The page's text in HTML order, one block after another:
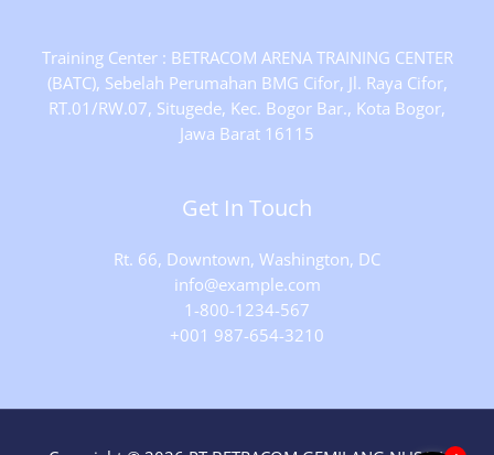
Training Center : BETRACOM ARENA TRAINING CENTER
(BATC), Sebelah Perumahan BMG Cifor, Jl. Raya Cifor,
RT.01/RW.07, Situgede, Kec. Bogor Bar., Kota Bogor,
Jawa Barat 16115
Get In Touch
Rt. 66, Downtown, Washington, DC
info@example.com​
1-800-1234-567
+001 987-654-3210